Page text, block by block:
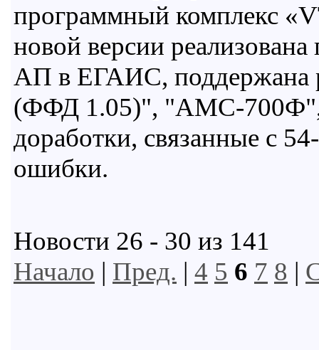
программный комплекс
новой версии
АП в ЕГАИС,
(ФФД 1.05)", "АМС-700Ф",
доработки, связанные с
ошибки.
Новости 26 - 30 из 141
Начало | Пред. | 4 5 6 7 8 |